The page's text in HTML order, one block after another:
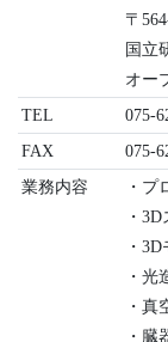
〒
国立
オー
TEL
075-
FAX
075-
業務内容
・
・
・
・光
・真
・臓